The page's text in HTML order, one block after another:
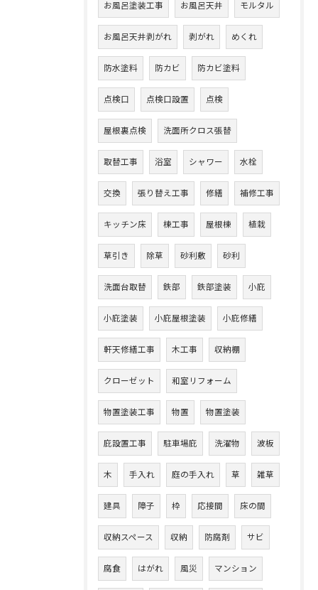
お風呂塗装工事 お風呂天井 モルタル
お風呂天井剥がれ 剥がれ めくれ
防水塗料 防カビ 防カビ塗料
点検口 点検口設置 点検
屋根裏点検 洗面所クロス張替
取替工事 浴室 シャワー 水栓
交換 張り替え工事 修繕 補修工事
キッチン床 棟工事 屋根棟 植栽
草引き 除草 砂利敷 砂利
洗面台取替 鉄部 鉄部塗装 小庇
小庇塗装 小庇屋根塗装 小庇修繕
軒天修繕工事 木工事 収納棚
クローゼット 和室リフォーム
物置塗装工事 物置 物置塗装
庇設置工事 駐車場庇 洗濯物 波板
木 手入れ 庭の手入れ 草 雑草
建具 障子 枠 応接間 床の間
収納スペース 収納 防腐剤 サビ
腐食 はがれ 風災 マンション